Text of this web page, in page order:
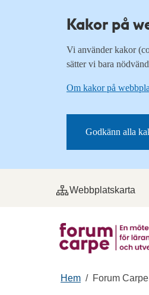
Kakor på
Vi använder kakor
sätter vi bara
Om kakor på
Godkänn alla
Webbplatskarta
Hem Forum Carpe